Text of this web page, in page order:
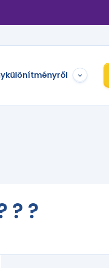
? ?